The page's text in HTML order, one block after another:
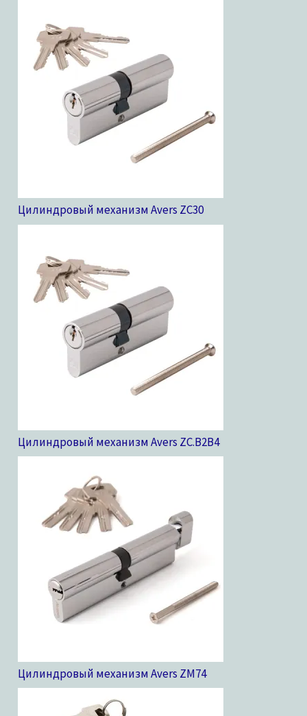
Цилиндровый механизм Avers ZC30
Цилиндровый механизм Avers ZC.B2B4
Цилиндровый механизм Avers ZM74